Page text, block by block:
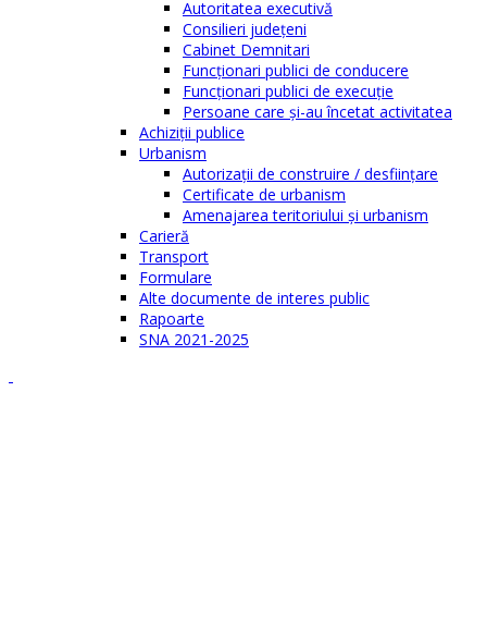
Autoritatea executivă
Consilieri judeţeni
Cabinet Demnitari
Funcţionari publici de conducere
Funcționari publici de execuție
Persoane care şi-au încetat activitatea
Achiziţii publice
Urbanism
Autorizații de construire / desființare
Certificate de urbanism
Amenajarea teritoriului şi urbanism
Carieră
Transport
Formulare
Alte documente de interes public
Rapoarte
SNA 2021-2025